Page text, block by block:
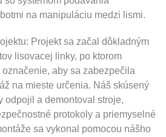
na manipuláciu medzi lismi.
Projekt sa začal dôkladným
lisovacej linky, po ktorom
aby sa zabezpečila
na mieste určenia. Náš skúsený
odpojil a demontoval stroje,
protokoly a priemyselné
sa vykonal pomocou nášho